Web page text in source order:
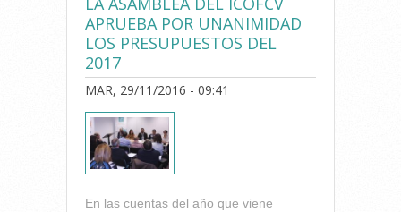
APRUEBA POR UNANIMIDAD
LOS PRESUPUESTOS DEL
2017
MAR, 29/11/2016 - 09:41
En las cuentas del año que viene